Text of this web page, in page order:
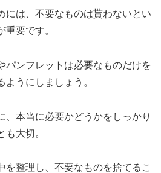
には、不要なものは貰わないとい
重要です。
パンフレットは必要なものだけを
うにしましょう。
、本当に必要かどうかをしっかり
大切。
を整理し、不要なものを捨てるこ